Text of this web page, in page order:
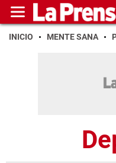
INICIO MENTE SANA